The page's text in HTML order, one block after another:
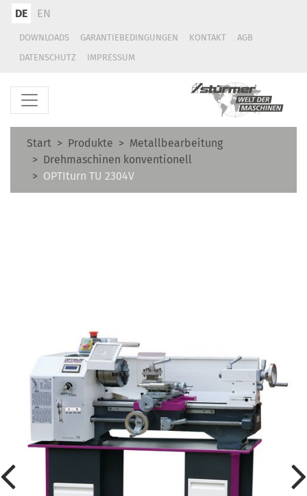
DE EN
DOWNLOADS GARANTIEBEDINGUNGEN KONTAKT
AGB
DATENSCHUTZ
IMPRESSUM
Start Produkte
Metallbearbeitung
Drehmaschinen konventionell
OPTIturn TU 2304V